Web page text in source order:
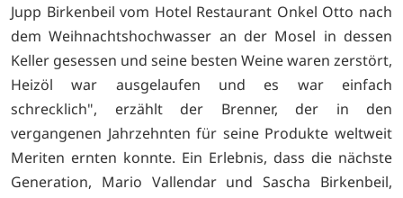
Jupp Birkenbeil vom Hotel Restaurant Onkel Otto nach
dem Weihnachtshochwasser an der Mosel in dessen
Keller gesessen und seine besten Weine waren zerstört,
Heizöl war ausgelaufen und es war einfach
schrecklich", erzählt der Brenner, der in den
vergangenen Jahrzehnten für seine Produkte weltweit
Meriten ernten konnte. Ein Erlebnis, dass die nächste
Generation, Mario Vallendar und Sascha Birkenbeil,